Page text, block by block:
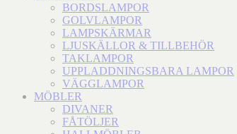
BORDSLAMPOR
GOLVLAMPOR
LAMPSKÄRMAR
LJUSKÄLLOR & TILLBEHÖR
TAKLAMPOR
UPPLADDNINGSBARA LAMPOR
VÄGGLAMPOR
MÖBLER
DIVANER
FÅTÖLJER